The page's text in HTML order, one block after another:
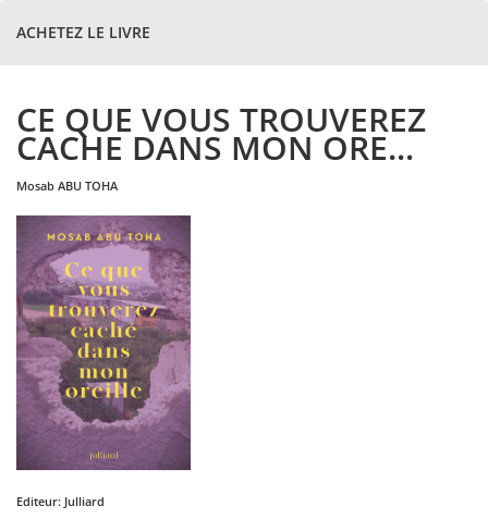
ACHETEZ LE LIVRE
CE QUE VOUS TROUVEREZ
CACHE DANS MON ORE...
mosab ABU TOHA
Editeur: Julliard